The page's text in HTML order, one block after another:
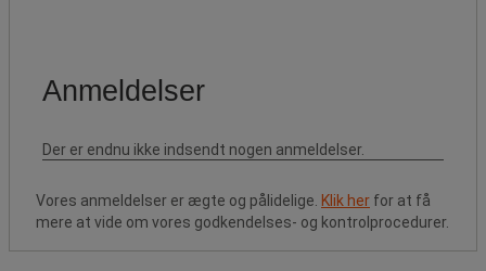
Vores anmeldelser er ægte og pålidelige. Klik her for at få
mere at vide om vores godkendelses- og kontrolprocedurer.